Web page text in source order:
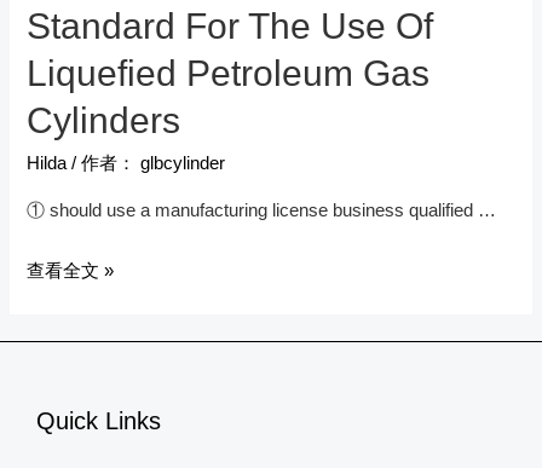
Winding
Process
Essentials
Standard For The Use Of
Liquefied Petroleum Gas
Cylinders
Hilda/ 作者： glbcylinder
① should use a manufacturing license business qualified …
Standard
Liquefied
查看全文 »
Quick Links